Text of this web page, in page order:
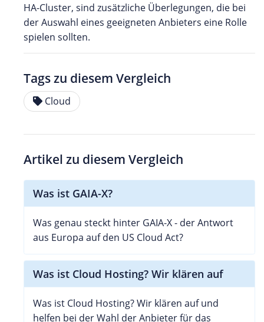
HA-Cluster, sind zusätzliche Überlegungen, die bei
der Auswahl eines geeigneten Anbieters eine Rolle
spielen sollten.
Tags zu diesem Vergleich
Cloud
Artikel zu diesem Vergleich
Was ist GAIA-X?
Was genau steckt hinter GAIA-X - der Antwort
aus Europa auf den US Cloud Act?
Was ist Cloud Hosting? Wir klären auf
Was ist Cloud Hosting? Wir klären auf und
helfen bei der Wahl der Anbieter für das